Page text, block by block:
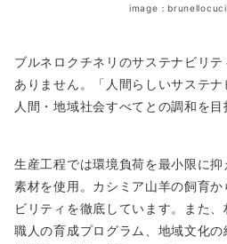
image：
ブルネロクチネリのサステナビリ
ありません。「人間らしいサステ
人間・地域社会すべてとの調和を目
生産工程では環境負荷を最小限に
素材を使用。カシミア山羊の飼育
ビリティを徹底しています。また
職人の育成プログラム、地域文化